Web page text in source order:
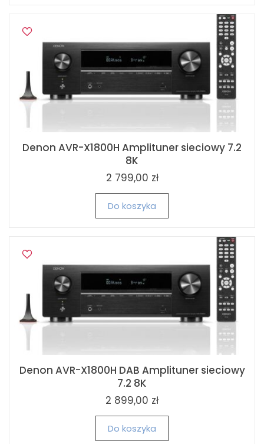
Denon AVR-X1800H Amplituner sieciowy 7.2
8K
2 799,00 zł
Do koszyka
Denon AVR-X1800H DAB Amplituner sieciowy
7.2 8K
2 899,00 zł
Do koszyka